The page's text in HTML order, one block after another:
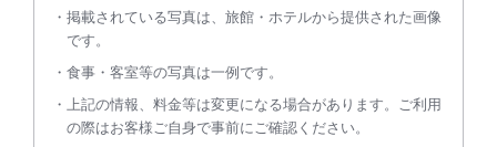
掲載されている写真は、旅館・ホテルから提供された画像
です。
食事・客室等の写真は一例です。
上記の情報、料金等は変更になる場合があります。ご利用
の際はお客様ご自身で事前にご確認ください。